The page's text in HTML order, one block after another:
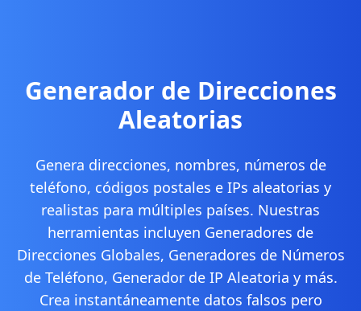
Generador de Direcciones
Aleatorias
Genera direcciones, nombres, números de
teléfono, códigos postales e IPs aleatorias y
realistas para múltiples países. Nuestras
herramientas incluyen Generadores de
Direcciones Globales, Generadores de Números
de Teléfono, Generador de IP Aleatoria y más.
Crea instantáneamente datos falsos pero